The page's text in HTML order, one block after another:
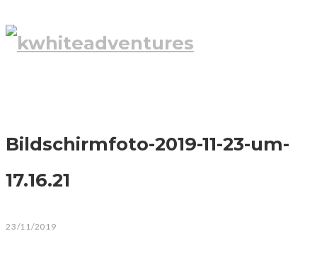
Bildschirmfoto-2019-11-23-um-
17.16.21
23/11/2019